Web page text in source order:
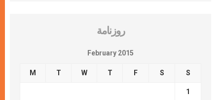
روزنامة
February 2015
M T W T F S S
1